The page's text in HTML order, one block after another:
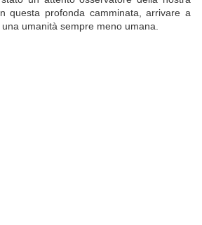
questa profonda camminata, arrivare a
umanità sempre meno umana.